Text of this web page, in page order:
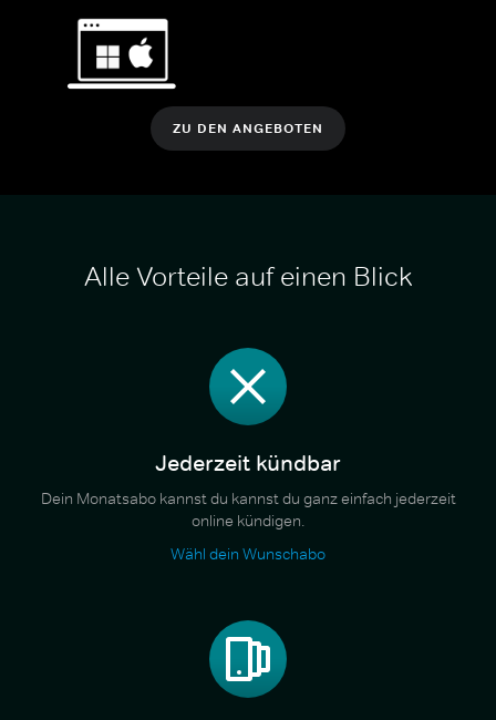
ZU DEN ANGEBOTEN
Alle Vorteile auf einen Blick
Jederzeit kündbar
Dein Monatsabo kannst du kannst du ganz einfach jederzeit
online kündigen.
Wähl dein Wunschabo